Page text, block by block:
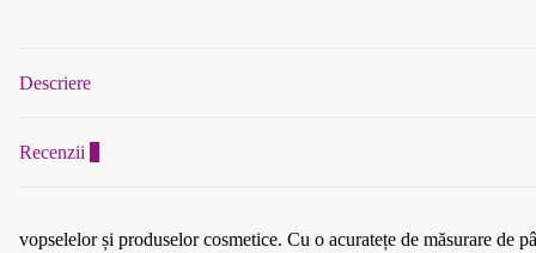
Descriere
Recenzii
vopselelor și produselor cosmetice. Cu o acuratețe de măsurare de